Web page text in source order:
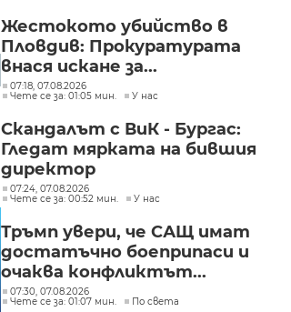
Жестокото убийство в
Пловдив: Прокуратурата
внася искане за...
07:18, 07.08.2026
Чете се за: 01:05 мин.
У нас
Скандалът с ВиК - Бургас:
Гледат мярката на бившия
директор
07:24, 07.08.2026
Чете се за: 00:52 мин.
У нас
Тръмп увери, че САЩ имат
достатъчно боеприпаси и
очаква конфликтът...
07:30, 07.08.2026
Чете се за: 01:07 мин.
По света